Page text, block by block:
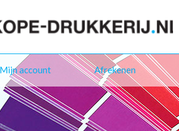
Mijn account Afrekenen